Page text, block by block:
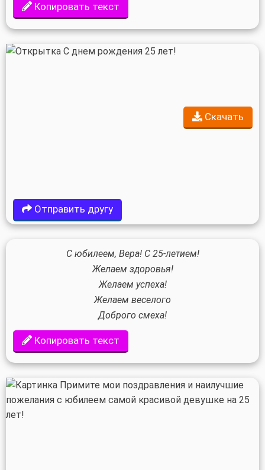
Копировать текст
Скачать
Отправить другу
С юбилеем, Вера! С 25-летием!
Желаем здоровья!
Желаем успеха!
Желаем веселого
Доброго смеха!
Копировать текст